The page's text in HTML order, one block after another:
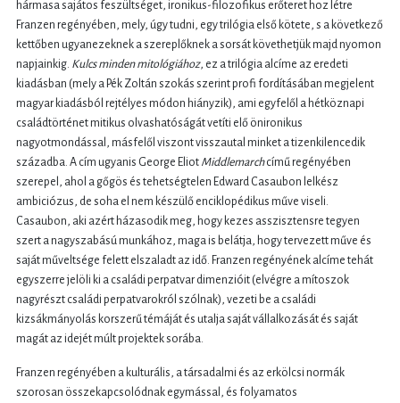
hármasa sajátos feszültséget, ironikus-filozofikus erőteret hoz létre
Franzen regényében, mely, úgy tudni, egy trilógia első kötete, s a következő
kettőben ugyanezeknek a szereplőknek a sorsát követhetjük majd nyomon
napjainkig. Kulcs minden mitológiához, ez a trilógia alcíme az eredeti
kiadásban (mely a Pék Zoltán szokás szerint profi fordításában megjelent
magyar kiadásból rejtélyes módon hiányzik), ami egyfelől a hétköznapi
családtörténet mitikus olvashatóságát vetíti elő önironikus
nagyotmondással, másfelől viszont visszautal minket a tizenkilencedik
századba. A cím ugyanis George Eliot Middlemarchcímű regényében
szerepel, ahol a gőgös és tehetségtelen Edward Casaubon lelkész
ambiciózus, de soha el nem készülő enciklopédikus műve viseli.
Casaubon, aki azért házasodik meg, hogy kezes asszisztensre tegyen
szert a nagyszabású munkához, maga is belátja, hogy tervezett műve és
saját műveltsége felett elszaladt az idő. Franzen regényének alcíme tehát
egyszerre jelöli ki a családi perpatvar dimenzióit (elvégre a mítoszok
nagyrészt családi perpatvarokról szólnak), vezeti be a családi
kizsákmányolás korszerű témáját és utalja saját vállalkozását és saját
magát az idejét múlt projektek sorába.
Franzen regényében a kulturális, a társadalmi és az erkölcsi normák
szorosan összekapcsolódnak egymással, és folyamatos